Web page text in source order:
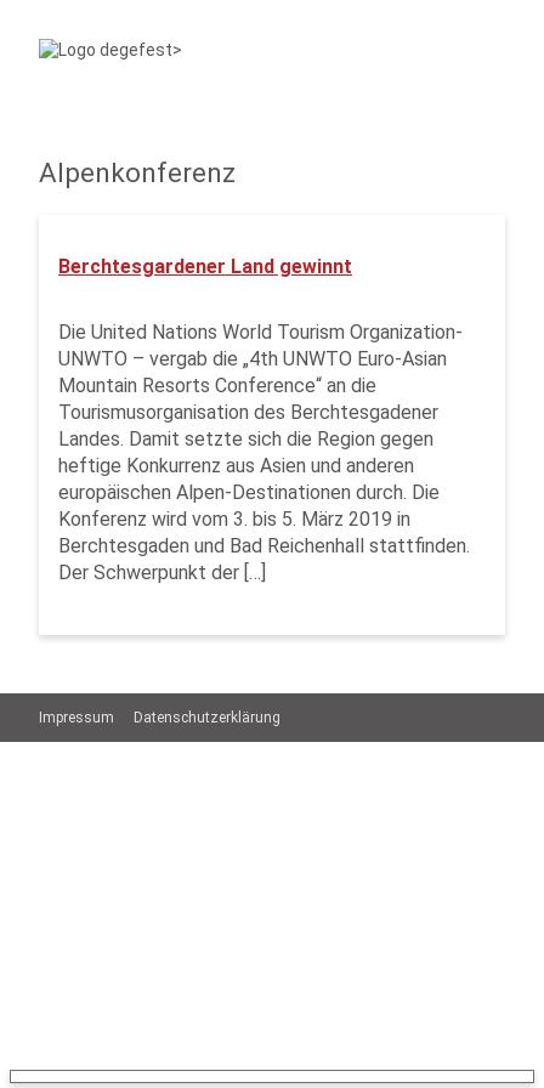
Alpenkonferenz
Berchtesgardener Land gewinnt
Die United Nations World Tourism Organization-
UNWTO – vergab die „4th UNWTO Euro-Asian
Mountain Resorts Conference“ an die
Tourismusorganisation des Berchtesgadener
Landes. Damit setzte sich die Region gegen
heftige Konkurrenz aus Asien und anderen
europäischen Alpen-Destinationen durch. Die
Konferenz wird vom 3. bis 5. März 2019 in
Berchtesgaden und Bad Reichenhall stattfinden.
Der Schwerpunkt der […]
Impressum Datenschutzerklärung